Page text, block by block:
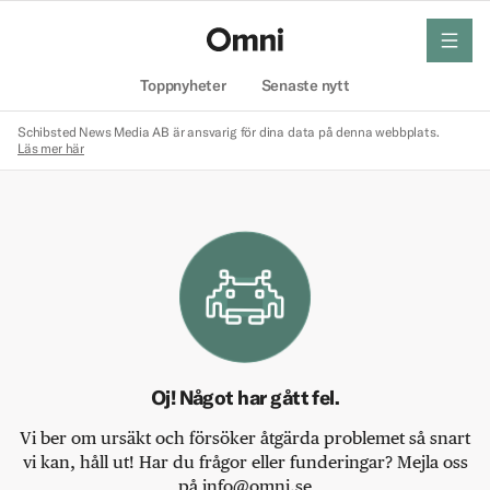
Toppnyheter Senaste nytt
meny
Schibsted News Media AB är ansvarig för dina data på denna webbplats.
Läs mer här
Oj! Något har gått fel.
Vi ber om ursäkt och försöker åtgärda problemet så snart
vi kan, håll ut! Har du frågor eller funderingar? Mejla oss